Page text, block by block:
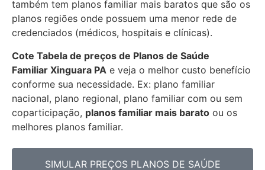
também tem planos familiar mais baratos que são os
planos regiões onde possuem uma menor rede de
credenciados (médicos, hospitais e clínicas).
Cote Tabela de preços de Planos de Saúde
Familiar Xinguara PA e veja o melhor custo benefício
conforme sua necessidade. Ex: plano familiar
nacional, plano regional, plano familiar com ou sem
coparticipação, planos familiar mais barato ou os
melhores planos familiar.
SIMULAR PREÇOS PLANOS DE SAÚDE